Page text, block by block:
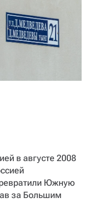
в августе 2008
Южную
за Большим
или